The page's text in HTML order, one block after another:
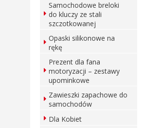
Samochodowe breloki
do kluczy ze stali
szczotkowanej
Opaski silikonowe na
rękę
Prezent dla fana
motoryzacji – zestawy
upominkowe
Zawieszki zapachowe do
samochodów
Dla Kobiet